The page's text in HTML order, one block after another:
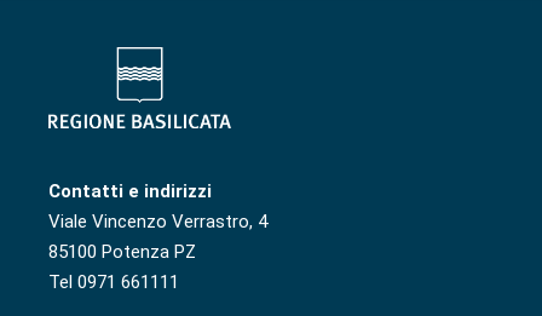
Contatti e indirizzi
Viale Vincenzo Verrastro, 4
85100 Potenza PZ
Tel 0971 661111